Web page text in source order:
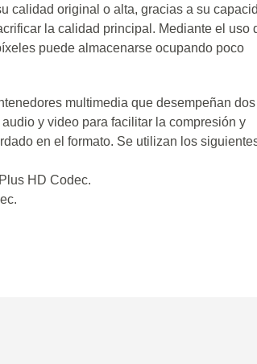
calidad original o alta, gracias a su
la calidad principal. Mediante el uso
puede almacenarse ocupando poco
multimedia que desempeñan dos
y video para facilitar la compresión y
en el formato. Se utilizan los
HD Codec.